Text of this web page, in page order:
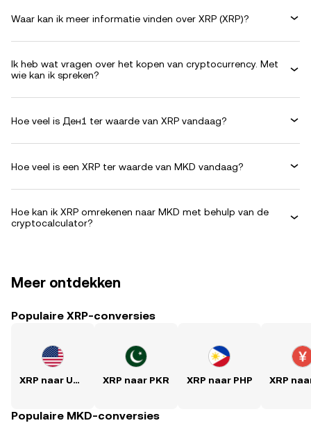
Waar kan ik meer informatie vinden over XRP (XRP)?
Ik heb wat vragen over het kopen van cryptocurrency. Met
wie kan ik spreken?
Hoe veel is Ден1 ter waarde van XRP vandaag?
Hoe veel is een XRP ter waarde van MKD vandaag?
Hoe kan ik XRP omrekenen naar MKD met behulp van de
cryptocalculator?
Meer ontdekken
Populaire XRP-conversies
XRP naar USD XRP naar PKR XRP naar PHP
Populaire MKD-conversies